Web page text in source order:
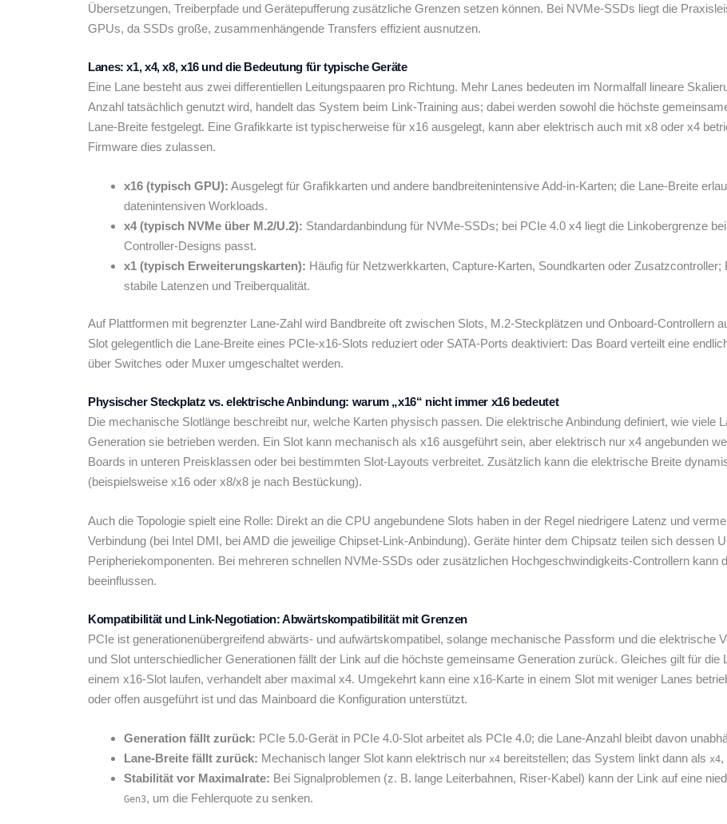
Übersetzungen, Treiberpfade und Gerätepufferung zusätzliche Grenzen setzen können. Bei NVMe-SSDs liegt die
GPUs, da SSDs große, zusammenhängende Transfers effizient ausnutzen.
Lanes: x1, x4, x8, x16 und die Bedeutung für typische Geräte
Eine Lane besteht aus zwei differentiellen Leitungspaaren pro Richtung. Mehr Lanes bedeuten im Normalfall lineare
Anzahl tatsächlich genutzt wird, handelt das System beim Link-Training aus; dabei werden sowohl die höchste
Lane-Breite festgelegt. Eine Grafikkarte ist typischerweise für x16 ausgelegt, kann aber elektrisch auch mit x8 oder x4
Firmware dies zulassen.
x16 (typisch GPU): Ausgelegt für Grafikkarten und andere bandbreitenintensive Add-in-Karten; die Lane-Breite
datenintensiven Workloads.
x4 (typisch NVMe über M.2/U.2): Standardanbindung für NVMe-SSDs; bei PCIe 4.0 x4 liegt die Linkobergrenze
Controller-Designs passt.
x1 (typisch Erweiterungskarten): Häufig für Netzwerkkarten, Capture-Karten, Soundkarten oder
stabile Latenzen und Treiberqualität.
Auf Plattformen mit begrenzter Lane-Zahl wird Bandbreite oft zwischen Slots, M.2-Steckplätzen und Onboard-Controllern
Slot gelegentlich die Lane-Breite eines PCIe-x16-Slots reduziert oder SATA-Ports deaktiviert: Das Board verteilt eine
über Switches oder Muxer umgeschaltet werden.
Physischer Steckplatz vs. elektrische Anbindung: warum „x16“ nicht immer x16 bedeutet
Die mechanische Slotlänge beschreibt nur, welche Karten physisch passen. Die elektrische Anbindung definiert, wie viele
Generation sie betrieben werden. Ein Slot kann mechanisch als x16 ausgeführt sein, aber elektrisch nur x4 angebunden
Boards in unteren Preisklassen oder bei bestimmten Slot-Layouts verbreitet. Zusätzlich kann die elektrische Breite
(beispielsweise x16 oder x8/x8 je nach Bestückung).
Auch die Topologie spielt eine Rolle: Direkt an die CPU angebundene Slots haben in der Regel niedrigere Latenz und
Verbindung (bei Intel DMI, bei AMD die jeweilige Chipset-Link-Anbindung). Geräte hinter dem Chipsatz teilen sich dessen
Peripheriekomponenten. Bei mehreren schnellen NVMe-SSDs oder zusätzlichen Hochgeschwindigkeits-Controllern kann
beeinflussen.
Kompatibilität und Link-Negotiation: Abwärtskompatibilität mit Grenzen
PCIe ist generationenübergreifend abwärts- und aufwärtskompatibel, solange mechanische Passform und die elektrische
und Slot unterschiedlicher Generationen fällt der Link auf die höchste gemeinsame Generation zurück. Gleiches gilt für
einem x16-Slot laufen, verhandelt aber maximal x4. Umgekehrt kann eine x16-Karte in einem Slot mit weniger Lanes
oder offen ausgeführt ist und das Mainboard die Konfiguration unterstützt.
Generation fällt zurück: PCIe 5.0-Gerät in PCIe 4.0-Slot arbeitet als PCIe 4.0; die Lane-Anzahl bleibt davon
Lane-Breite fällt zurück: Mechanisch langer Slot kann elektrisch nur x4 bereitstellen; das System linkt dann als x4,
Stabilität vor Maximalrate: Bei Signalproblemen (z. B. lange Leiterbahnen, Riser-Kabel) kann der Link auf eine
Gen3, um die Fehlerquote zu senken.